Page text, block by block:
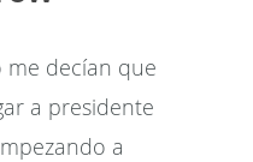
me decían que
a presidente
a